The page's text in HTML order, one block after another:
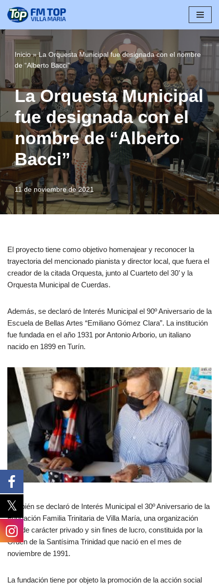
al
Inicio»La Orquesta Municipal fue designada con el nombre
de “Alberto Bacci”
La Orquesta Municipal
fue designada con el
nombre de “Alberto
Bacci”
11 de noviembre de 2021
El proyecto tiene como objetivo homenajear y reconocer la
trayectoria del mencionado pianista y director local, que fuera el
creador de la citada Orquesta, junto al Cuarteto del 30’ y la
Orquesta Municipal de Cuerdas.
Además, se declaró de Interés Municipal el 90º Aniversario de la
Escuela de Bellas Artes “Emiliano Gómez Clara”. La institución
fue fundada en el año 1931 por Antonio Arborio, un italiano
nacido en 1899 en Turín.
También se declaró de Interés Municipal el 30º Aniversario de la
Fundación Familia Trinitaria de Villa María, una organización
civil de carácter privado y sin fines de lucro, constituida por la
Orden de la Santísima Trinidad que nació en el mes de
noviembre de 1991.
La fundación tiene por objeto la promoción de la acción social